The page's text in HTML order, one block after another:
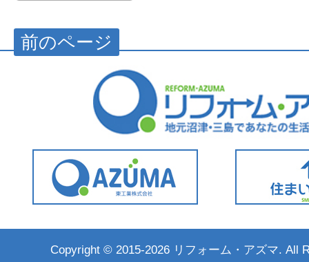
前のページ
Copyright © 2015-2026 リフォーム・アズマ. All